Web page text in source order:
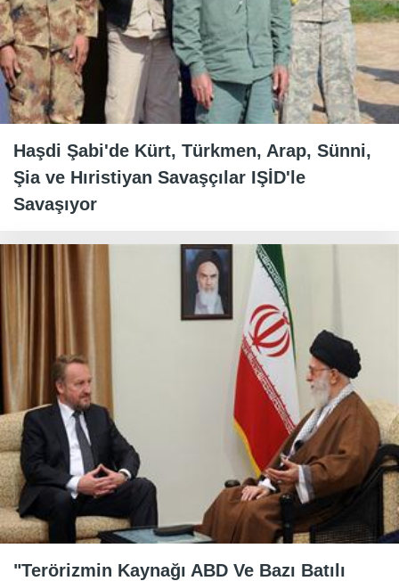
Haşdi Şabi'de Kürt, Türkmen, Arap, Sünni,
Şia ve Hıristiyan Savaşçılar IŞİD'le
Savaşıyor
"Terörizmin Kaynağı ABD Ve Bazı Batılı